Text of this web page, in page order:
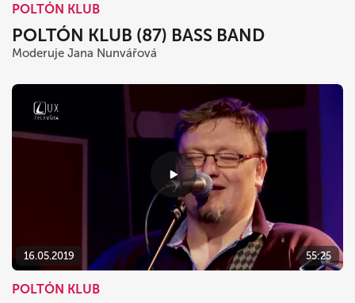
POLTÓN KLUB
POLTÓN KLUB (87) BASS BAND
Moderuje Jana Nunvářová
16.05.2019 55:25
POLTÓN KLUB